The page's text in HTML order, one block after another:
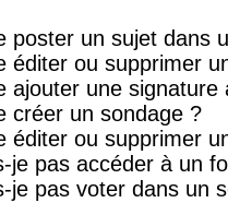
poster un sujet dans
éditer ou supprimer
ajouter une signature
créer un sondage ?
éditer ou supprimer
je pas accéder à un
je pas voter dans un